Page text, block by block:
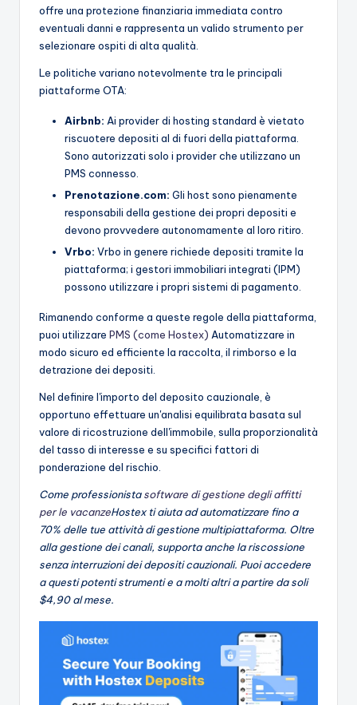
offre una protezione finanziaria immediata contro
eventuali danni e rappresenta un valido strumento per
selezionare ospiti di alta qualità.
Le politiche variano notevolmente tra le principali
piattaforme OTA:
Airbnb: Ai provider di hosting standard è vietato
riscuotere depositi al di fuori della piattaforma.
Sono autorizzati solo i provider che utilizzano un
PMS connesso.
Prenotazione.com: Gli host sono pienamente
responsabili della gestione dei propri depositi e
devono provvedere autonomamente al loro ritiro.
Vrbo: Vrbo in genere richiede depositi tramite la
piattaforma; i gestori immobiliari integrati (IPM)
possono utilizzare i propri sistemi di pagamento.
Rimanendo conforme a queste regole della piattaforma,
puoi utilizzare PMS (come Hostex) Automatizzare in
modo sicuro ed efficiente la raccolta, il rimborso e la
detrazione dei depositi.
Nel definire l'importo del deposito cauzionale, è
opportuno effettuare un'analisi equilibrata basata sul
valore di ricostruzione dell'immobile, sulla proporzionalità
del tasso di interesse e su specifici fattori di
ponderazione del rischio.
Come professionistasoftware di gestione degli affitti
per le vacanzeHostex ti aiuta ad automatizzare fino a
70% delle tue attività di gestione multipiattaforma. Oltre
alla gestione dei canali, supporta anche la riscossione
senza interruzioni dei depositi cauzionali. Puoi accedere
a questi potenti strumenti e a molti altri a partire da soli
$4,90 al mese.